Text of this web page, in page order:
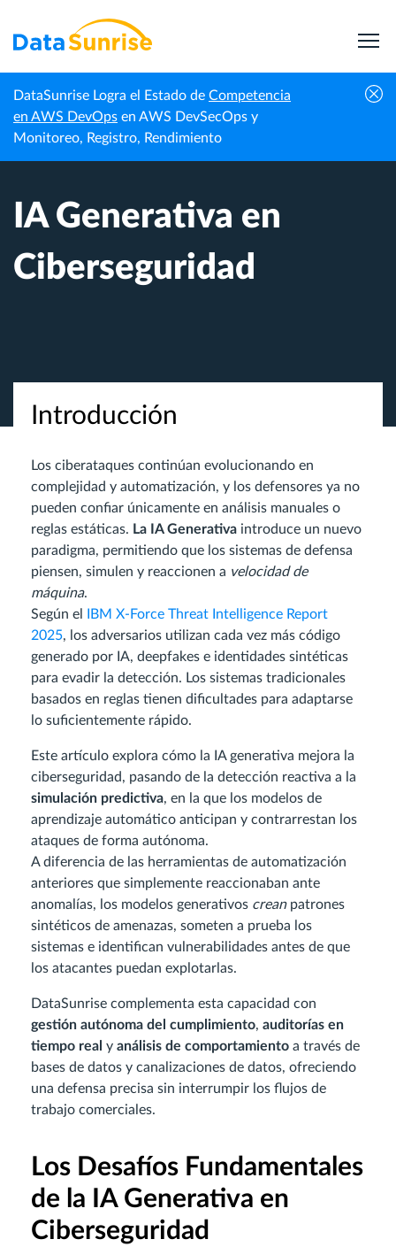
DataSunrise Logra el Estado de Competencia
en AWS DevOps en AWS DevSecOps y
Monitoreo, Registro, Rendimiento
Inicio Seguridad de IA y LLM IA Generativa en Ciberseguridad
IA Generativa en
Ciberseguridad
Introducción
Los ciberataques continúan evolucionando en
complejidad y automatización, y los defensores ya no
pueden confiar únicamente en análisis manuales o
reglas estáticas. La IA Generativa introduce un nuevo
paradigma, permitiendo que los sistemas de defensa
piensen, simulen y reaccionen a velocidad de
máquina.
Según el
IBM X-Force Threat Intelligence Report
2025, los adversarios utilizan cada vez más código
generado por IA, deepfakes e identidades sintéticas
para evadir la detección. Los sistemas tradicionales
basados en reglas tienen dificultades para adaptarse
lo suficientemente rápido.
Este artículo explora cómo la IA generativa mejora la
ciberseguridad, pasando de la detección reactiva a la
simulación predictiva, en la que los modelos de
aprendizaje automático anticipan y contrarrestan los
ataques de forma autónoma.
A diferencia de las herramientas de automatización
anteriores que simplemente reaccionaban ante
anomalías, los modelos generativos creanpatrones
sintéticos de amenazas, someten a prueba los
sistemas e identifican vulnerabilidades antes de que
los atacantes puedan explotarlas.
DataSunrise complementa esta capacidad con
gestión autónoma del cumplimiento, auditorías en
tiempo real y análisis de comportamiento a través de
bases de datos y canalizaciones de datos, ofreciendo
una defensa precisa sin interrumpir los flujos de
trabajo comerciales.
Los Desafíos Fundamentales
de la IA Generativa en
Ciberseguridad